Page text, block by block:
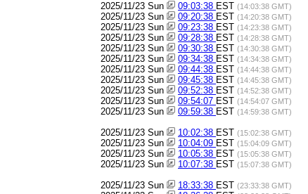
2025/11/23 Sun 09:03:38 EST (14:03:38 GMT)
2025/11/23 Sun 09:20:38 EST (14:20:38 GMT)
2025/11/23 Sun 09:23:38 EST (14:23:38 GMT)
2025/11/23 Sun 09:28:38 EST (14:28:38 GMT)
2025/11/23 Sun 09:30:38 EST (14:30:38 GMT)
2025/11/23 Sun 09:34:38 EST (14:34:38 GMT)
2025/11/23 Sun 09:44:38 EST (14:44:38 GMT)
2025/11/23 Sun 09:45:38 EST (14:45:38 GMT)
2025/11/23 Sun 09:52:38 EST (14:52:38 GMT)
2025/11/23 Sun 09:54:07 EST (14:54:07 GMT)
2025/11/23 Sun 09:59:38 EST (14:59:38 GMT)
2025/11/23 Sun 10:02:38 EST (15:02:38 GMT)
2025/11/23 Sun 10:04:09 EST (15:04:09 GMT)
2025/11/23 Sun 10:05:38 EST (15:05:38 GMT)
2025/11/23 Sun 10:07:38 EST (15:07:38 GMT)
2025/11/23 Sun 18:33:38 EST (23:33:38 GMT)